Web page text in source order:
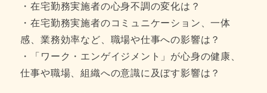
・在宅勤務実施者の心身不調の変化は？
・在宅勤務実施者のコミュニケーション、一体
感、業務効率など、職場や仕事への影響は？
・「ワーク・エンゲイジメント」が心身の健康、
仕事や職場、組織への意識に及ぼす影響は？